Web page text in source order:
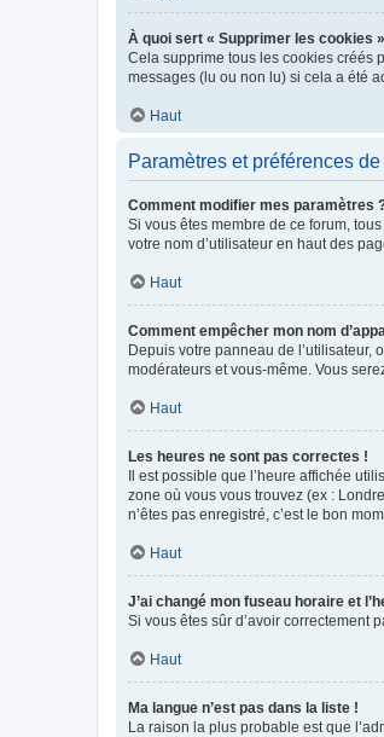
À quoi sert « Supprimer les cookies
Cela supprime tous les cookies créés
messages (lu ou non lu) si cela a été
Haut
Paramètres et préférences de
Comment modifier mes paramètres
Si vous êtes membre de ce forum,
votre nom d’utilisateur en haut des
Haut
Comment empêcher mon nom
Depuis votre panneau de l’utilisateur,
modérateurs et vous-même. Vous
Haut
Les heures ne sont pas correctes !
Il est possible que l’heure affichée
zone où vous vous trouvez (ex :
n’êtes pas enregistré, c’est le bon
Haut
J’ai changé mon fuseau horaire et
Si vous êtes sûr d’avoir correctement
Haut
Ma langue n’est pas dans la liste !
La raison la plus probable est que